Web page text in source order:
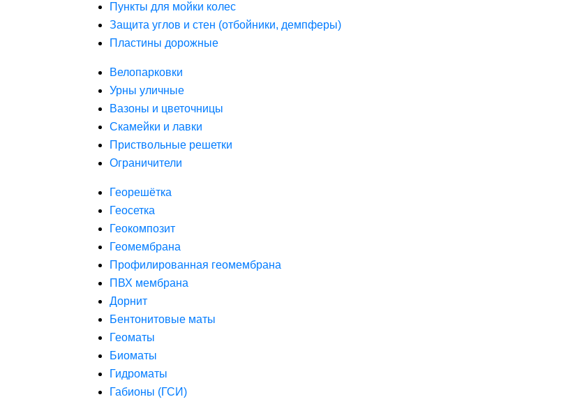
Пункты для мойки колес
Защита углов и стен (отбойники, демпферы)
Пластины дорожные
Велопарковки
Урны уличные
Вазоны и цветочницы
Скамейки и лавки
Приствольные решетки
Ограничители
Георешётка
Геосетка
Геокомпозит
Геомембрана
Профилированная геомембрана
ПВХ мембрана
Дорнит
Бентонитовые маты
Геоматы
Биоматы
Гидроматы
Габионы (ГСИ)